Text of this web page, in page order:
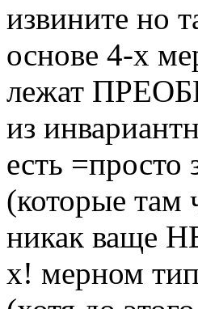
извините но
основе 4-х
лежат
из
есть
(которые там
никак ваще
х! мерном